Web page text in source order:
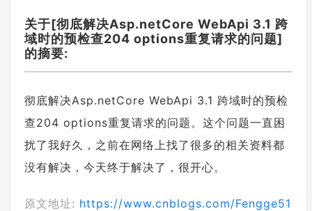
关于[彻底解决Asp.netCore WebApi 3.1 跨
域时的预检查204 options重复请求的问题]
的摘要:
彻底解决Asp.netCore WebApi 3.1 跨域时的预检
查204 options重复请求的问题。这个问题一直困
扰了我好久，之前在网络上找了很多的相关资料都
没有解决，今天终于解决了，很开心。
原文地址: https://www.cnblogs.com/Fengge51